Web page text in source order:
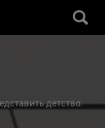
детство.